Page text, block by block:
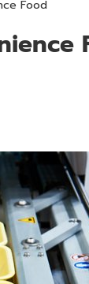
Food